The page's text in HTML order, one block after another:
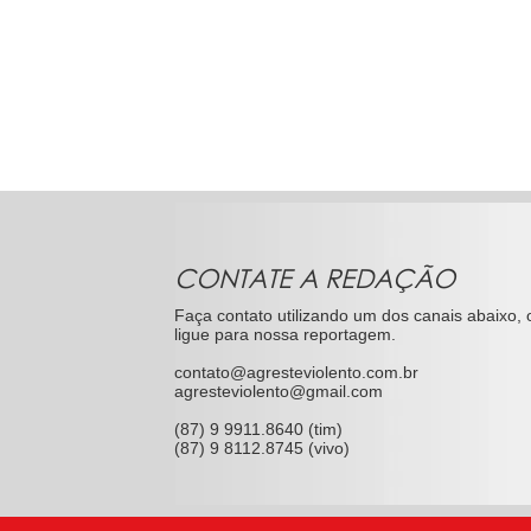
CONTATE A REDAÇÃO
Faça contato utilizando um dos canais abaixo,
ligue para nossa reportagem.
contato@agresteviolento.com.br
agresteviolento@gmail.com
(87) 9 9911.8640 (tim)
(87) 9 8112.8745 (vivo)